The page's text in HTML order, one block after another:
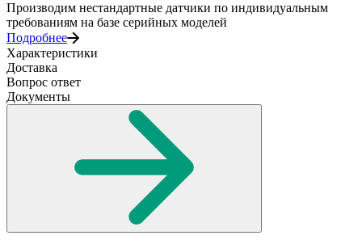
Производим нестандартные датчики по индивидуальным
требованиям на базе серийных моделей
Подробнее
Характеристики
Доставка
Вопрос ответ
Документы